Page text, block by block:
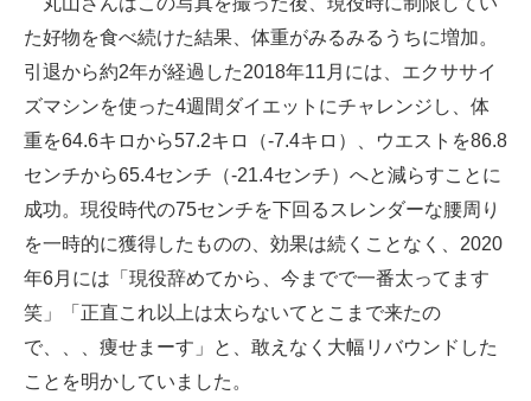
た好物を食べ続けた結果、体重がみるみるうちに増加。
引退から約2年が経過した2018年11月には、エクササイ
ズマシンを使った4週間ダイエットにチャレンジし、体
重を64.6キロから57.2キロ（-7.4キロ）、ウエストを86.8
センチから65.4センチ（-21.4センチ）へと減らすことに
成功。現役時代の75センチを下回るスレンダーな腰周り
を一時的に獲得したものの、効果は続くことなく、2020
年6月には「現役辞めてから、今までで一番太ってます
笑」「正直これ以上は太らないてとこまで来たの
で、、、痩せまーす」と、敢えなく大幅リバウンドした
ことを明かしていました。